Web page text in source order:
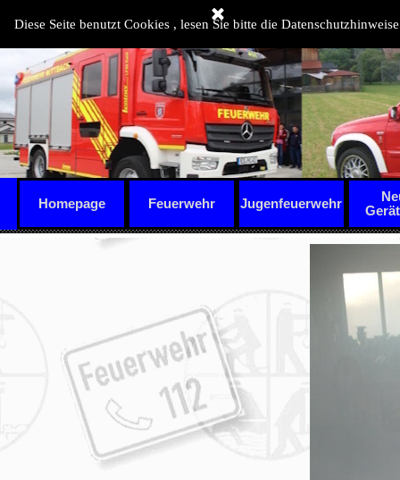
Diese Seite benutzt Cookies , lesen Sie bitte die
Homepage Feuerwehr ▼
Jugenfeuerwehr